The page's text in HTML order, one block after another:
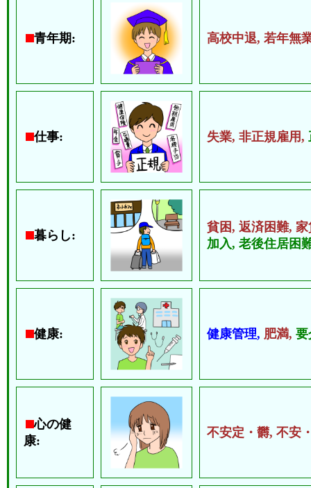
青年期: 高校中退, 若年無
仕事: 失業, 非正規雇用,
暮らし:
貧困, 返済困難,
加入, 老後住居困
健康: 健康管理, 肥満,
心の健
康:
不安定・欝, 不安